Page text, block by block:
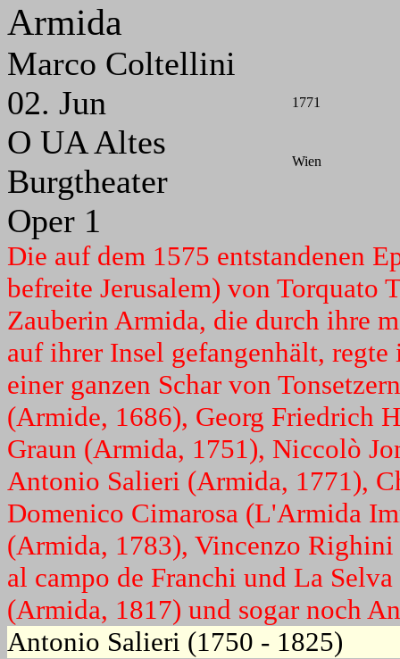
Armida
Marco Coltellini
02. Jun
1771
O UA Altes
Burgtheater
Wien
Oper 1
Die auf dem 1575 entstandenen
befreite Jerusalem) von Torquato
Zauberin Armida, die durch ihre
auf ihrer Insel gefangenhält,
einer ganzen Schar von
(Armide, 1686), Georg Friedrich
Graun (Armida, 1751), Niccolò
Antonio Salieri (Armida, 1771),
Domenico Cimarosa (L'Armida
(Armida, 1783), Vincenzo Righini
al campo de Franchi und La
(Armida, 1817) und sogar noch
Antonio Salieri (1750 - 1825)